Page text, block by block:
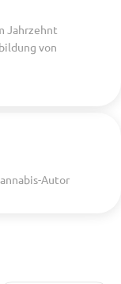
Jahrzehnt
von
Autor